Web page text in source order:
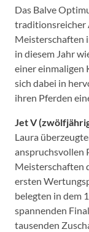
Das Balve
traditionsreicher
Meisterschaften
in diesem Jahr
einer einmaligen
sich dabei in
ihren Pferden
Jet V
Laura
anspruchsvollen
Meisterschaften
ersten
belegten in dem
spannenden
tausenden